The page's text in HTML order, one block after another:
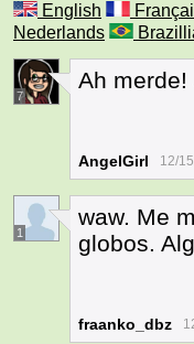
English
Nederlands
7
Ah
AngelGirl 12/
1
waw. Me
globos.
fraanko_dbz